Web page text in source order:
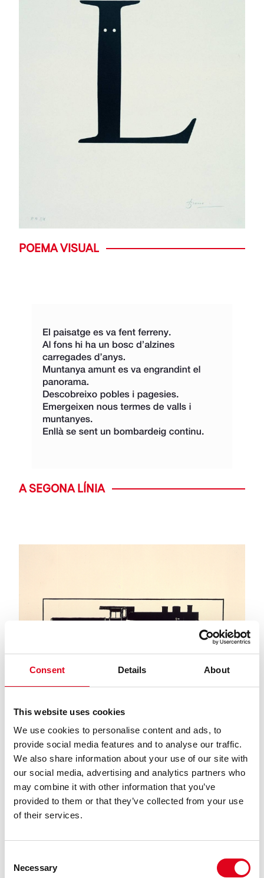
Consent Details About
This website uses cookies
We use cookies to personalise content and ads, to
provide social media features and to analyse our traffic.
We also share information about your use of our site with
our social media, advertising and analytics partners who
may combine it with other information that you’ve
provided to them or that they’ve collected from your use
of their services.
Selection
Necessary
POEMA VISUAL
A SEGONA LÍNIA
BUSTER KEATON